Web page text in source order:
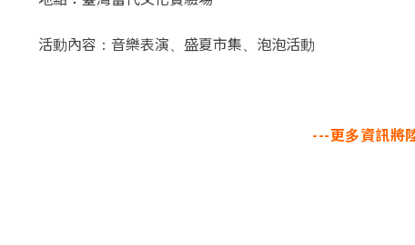
活動內容：音樂表演、盛夏市集、泡泡活動
---更多資訊將